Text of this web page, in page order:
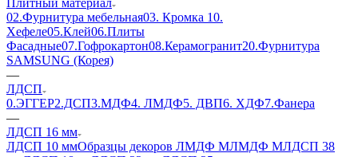
02.Фурнитура мебельная03. Кромка 10.
Хефеле05.Клей06.Плиты
Фасадные07.Гофрокартон08.Керамогранит20.Фурнитура
SAMSUNG (Корея)
—
ЛДСП
0.ЭГГЕР2.ДСП3.МДФ4. ЛМДФ5. ДВП6. ХДФ7.Фанера
—
ЛДСП 16 мм
ЛДСП 10 ммОбразцы декоров ЛМДФ МЛМДФ МЛДСП 38